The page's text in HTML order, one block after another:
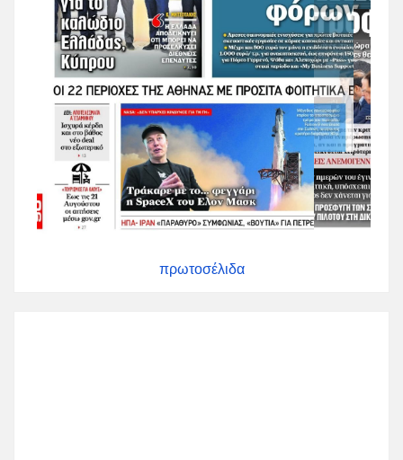
πρωτοσέλιδα